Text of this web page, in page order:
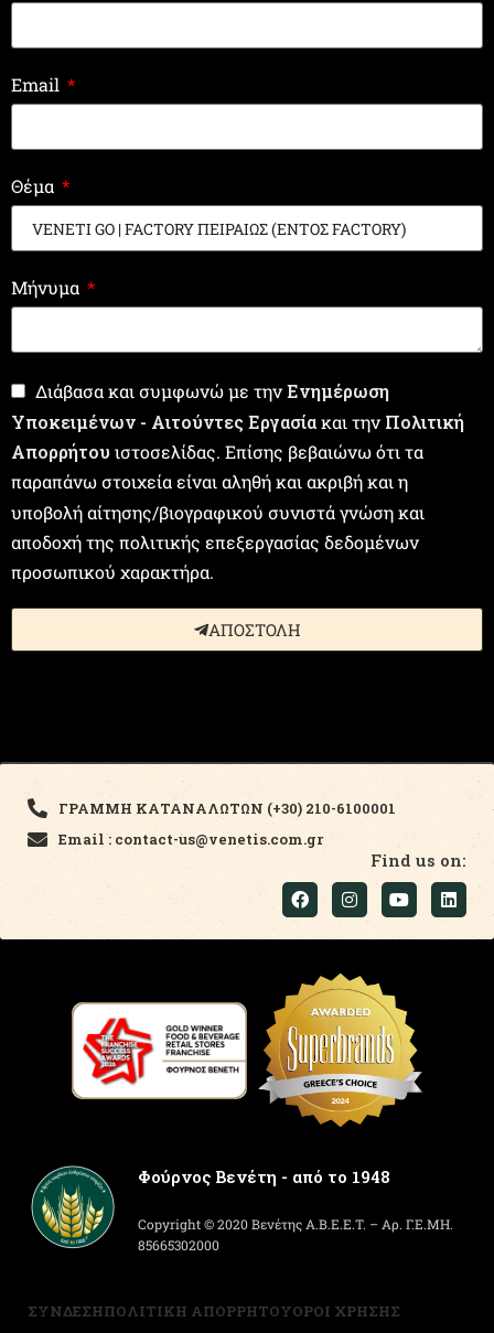
Email
Θέμα
Μήνυμα
Διάβασα και συμφωνώ με τηνΕνημέρωση
Υποκειμένων - Αιτούντες Εργασίακαι τηνΠολιτική
Απορρήτου ιστοσελίδας. Επίσης βεβαιώνω ότι τα
παραπάνω στοιχεία είναι αληθή και ακριβή και η
υποβολή αίτησης/βιογραφικού συνιστά γνώση και
αποδοχή της πολιτικής επεξεργασίας δεδομένων
προσωπικού χαρακτήρα.
ΑΠΟΣΤΟΛΗ
ΓΡΑΜΜΗ ΚΑΤΑΝΑΛΩΤΩΝ (+30) 210-6100001
Email : contact-us@venetis.com.gr
Find us on:
Φούρνος Βενέτη - από το 1948
Copyright © 2020 Βενέτης Α.Β.Ε.Ε.Τ. – Αρ. Γ.Ε.ΜΗ.
85665302000
ΣΥΝΔΕΣΗΠΟΛΙΤΙΚΗ ΑΠΟΡΡΗΤΟΥΟΡΟΙ ΧΡΗΣΗΣ